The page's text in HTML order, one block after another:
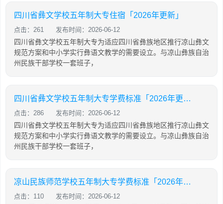
四川省彝文学校五年制大专住宿「2026年更新」
点击：261 发布时间：2026-06-12
四川省彝文学校五年制大专为适应四川省彝族地区推行凉山彝文
规范方案和中小学实行彝语文教学的需要设立。与凉山彝族自治
州民族干部学校一套班子，
四川省彝文学校五年制大专学费标准「2026年更新」
点击：286 发布时间：2026-06-12
四川省彝文学校五年制大专为适应四川省彝族地区推行凉山彝文
规范方案和中小学实行彝语文教学的需要设立。与凉山彝族自治
州民族干部学校一套班子，
凉山民族师范学校五年制大专学费标准「2026年更新」
点击：110 发布时间：2026-06-12